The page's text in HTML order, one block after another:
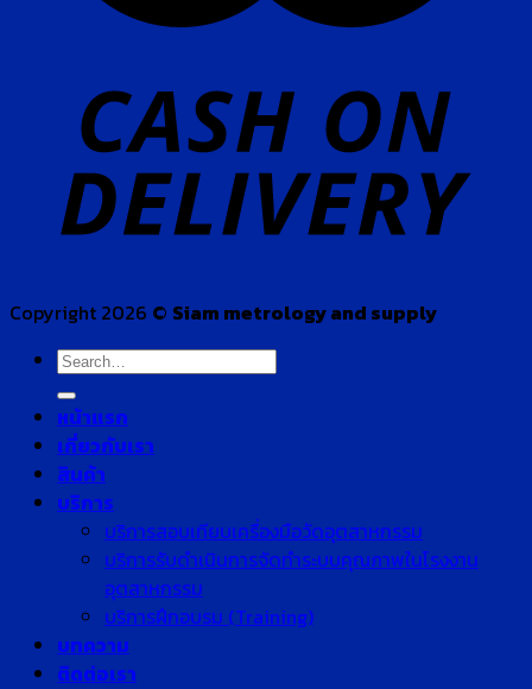
Copyright 2026 © Siam metrology and supply
Search
for:
หน้าแรก
เกี่ยวกับเรา
สินค้า
บริการ
บริการสอบเทียบเครื่องมือวัดอุตสาหกรรม
บริการรับดำเนินการจัดทำระบบคุณภาพในโรงงาน
อุตสาหกรรม
บริการฝึกอบรม (Training)
บทความ
ติดต่อเรา